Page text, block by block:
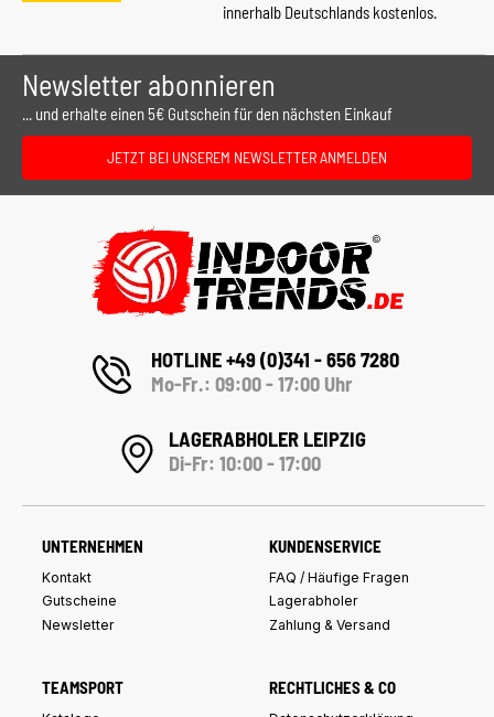
innerhalb Deutschlands kostenlos.
Newsletter abonnieren
... und erhalte einen 5€ Gutschein für den nächsten Einkauf
JETZT BEI UNSEREM NEWSLETTER ANMELDEN
HOTLINE +49 (0)341 - 656 7280
Mo-Fr.: 09:00 - 17:00 Uhr
LAGERABHOLER LEIPZIG
Di-Fr: 10:00 - 17:00
UNTERNEHMEN
Kontakt
Gutscheine
Newsletter
KUNDENSERVICE
FAQ / Häufige Fragen
Lagerabholer
Zahlung & Versand
TEAMSPORT RECHTLICHES & CO